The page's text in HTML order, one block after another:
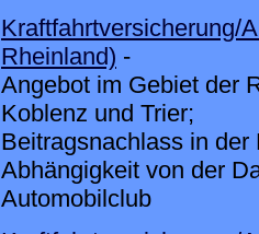
Kraftfahrtversicherung/
Rheinland) -
Angebot im Gebiet der
Koblenz und Trier;
Beitragsnachlass in
Abhängigkeit von der
Automobilclub